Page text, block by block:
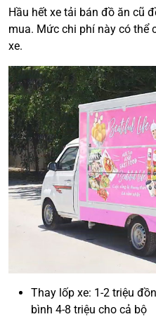
Hầu hết xe tải bán đồ ăn cũ
mua. Mức chi phí này có thể
xe.
Thay lốp xe: 1-2 triệu
bình 4-8 triệu cho cả bộ